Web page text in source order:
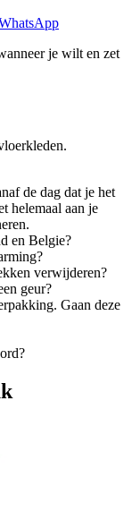
je wilt en zet
de dag dat je het
helemaal aan je
en Belgie?
verwijderen?
geur?
Gaan deze